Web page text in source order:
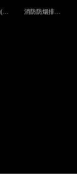
建筑耐火构(配)件 消防防烟排烟设备